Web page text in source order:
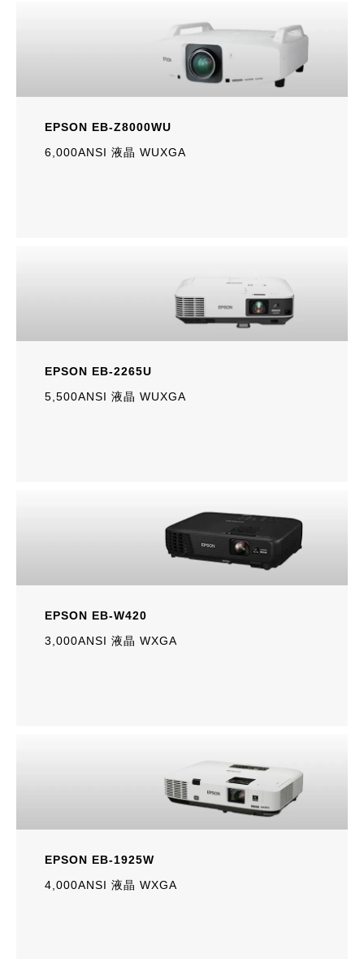
EPSON EB-Z8000WU
6,000ANSI 液晶 WUXGA
EPSON EB-2265U
5,500ANSI 液晶 WUXGA
EPSON EB-W420
3,000ANSI 液晶 WXGA
EPSON EB-1925W
4,000ANSI 液晶 WXGA